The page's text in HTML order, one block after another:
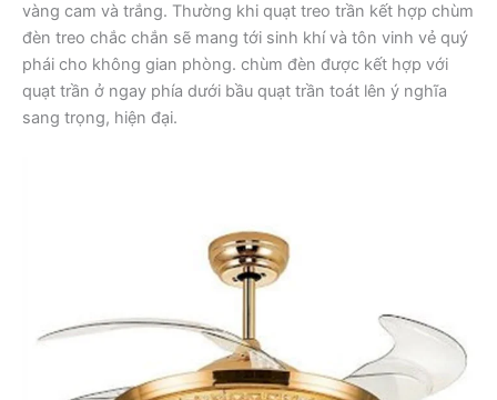
vàng cam và trắng. Thường khi quạt treo trần kết hợp chùm
đèn treo chắc chắn sẽ mang tới sinh khí và tôn vinh vẻ quý
phái cho không gian phòng. chùm đèn được kết hợp với
quạt trần ở ngay phía dưới bầu quạt trần toát lên ý nghĩa
sang trọng, hiện đại.